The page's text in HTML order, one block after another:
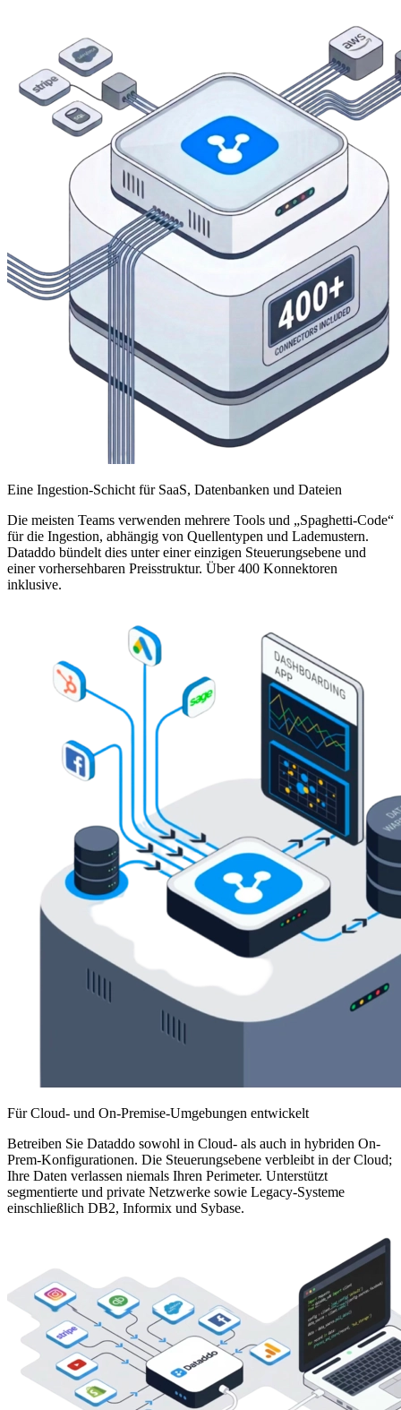
Eine Ingestion-Schicht für SaaS, Datenbanken und Dateien
Die meisten Teams verwenden mehrere Tools und „Spaghetti-Code“
für die Ingestion, abhängig von Quellentypen und Lademustern.
Dataddo bündelt dies unter einer einzigen Steuerungsebene und
einer vorhersehbaren Preisstruktur. Über 400 Konnektoren
inklusive.
Für Cloud- und On-Premise-Umgebungen entwickelt
Betreiben Sie Dataddo sowohl in Cloud- als auch in hybriden On-
Prem-Konfigurationen. Die Steuerungsebene verbleibt in der Cloud;
Ihre Daten verlassen niemals Ihren Perimeter. Unterstützt
segmentierte und private Netzwerke sowie Legacy-Systeme
einschließlich DB2, Informix und Sybase.